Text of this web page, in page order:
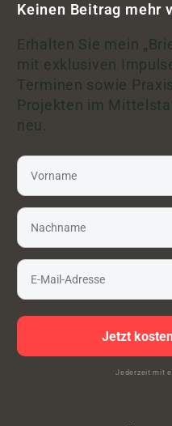
Keinen Beitrag mehr
Erhalten Sie mein
mit exklusiven
Terminen sowie
Projekten im
neu.
Jetzt
Jederzeit mit